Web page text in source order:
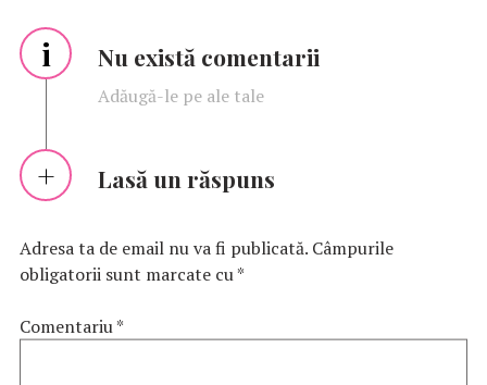
i Nu există comentarii
Adăugă-le pe ale tale
Lasă un răspuns
Adresa ta de email nu va fi publicată. Câmpurile
obligatorii sunt marcate cu*
Comentariu*